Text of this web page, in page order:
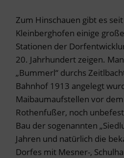
Zum Hinschauen gibt es
Kleinberghofen einige
Stationen der
20. Jahrhundert zeigen.
„Bummerl“ durchs
Bahnhof 1913 angelegt
Maibaumaufstellen vor
Rothenfußer, noch
Bau der sogenannten
Jahren und natürlich die
Dorfes mit Mesner-,